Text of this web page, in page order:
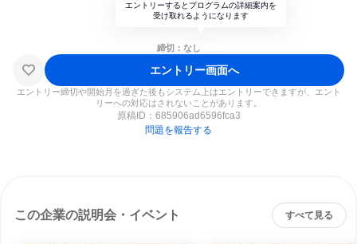
エントリーするとプログラムの詳細案内を
受け取れるようになります
締切：なし
エントリー画面へ
エントリー締切や開始月を過ぎた後もシステム上はエントリーできますが、エント
リーへの対応はされないことがあります。
原稿ID： 685906ad6596fca3
問題を報告する
この企業の説明会・イベント すべて見る